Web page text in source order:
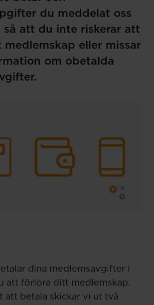
du meddelat oss
så att du inte riskerar att
eller missar
om obetalda
dina medlemsavgifter i
att förlora ditt medlemskap.
att betala skickar vi ut två